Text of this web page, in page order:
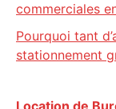
commerciales
Pourquoi tant
stationnement
Location de